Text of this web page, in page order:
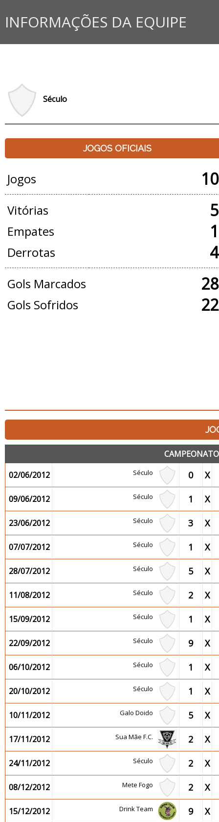
INFORMAÇÕES DA EQUIPE
Século
JOGOS OFICIAIS
Jogos
Vitórias
Empates
Derrotas
Gols Marcados
Gols Sofridos
02/06/2012
Século 0 X
09/06/2012 Século 1 X
23/06/2012 Século 3 X
07/07/2012 Século 1 X
28/07/2012 Século 5 X
11/08/2012 Século 2 X
15/09/2012 Século 1 X
22/09/2012 Século 9 X
06/10/2012 Século 1 X
20/10/2012 Século 1 X
10/11/2012 Galo Doido 5 X
17/11/2012 Sua Mãe F.C. 2 X
24/11/2012 Século 2 X
08/12/2012 Mete Fogo 2 X
15/12/2012 Drink Team 9 X